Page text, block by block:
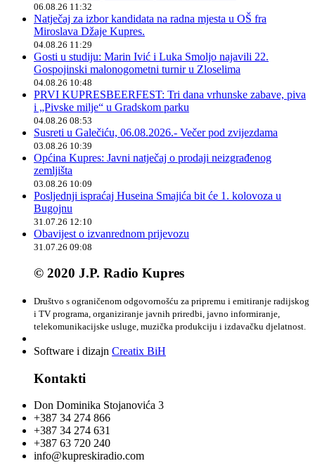
06.08.26 11:32
Natječaj za izbor kandidata na radna mjesta u OŠ fra
Miroslava Džaje Kupres.
04.08.26 11:29
Gosti u studiju: Marin Ivić i Luka Smoljo najavili 22.
Gospojinski malonogometni turnir u Zloselima
04.08.26 10:48
PRVI KUPRESBEERFEST: Tri dana vrhunske zabave, piva
i „Pivske milje“ u Gradskom parku
04.08.26 08:53
Susreti u Galečiću, 06.08.2026.- Večer pod zvijezdama
03.08.26 10:39
Općina Kupres: Javni natječaj o prodaji neizgrađenog
zemljišta
03.08.26 10:09
Posljednji ispraćaj Huseina Smajića bit će 1. kolovoza u
Bugojnu
31.07.26 12:10
Obavijest o izvanrednom prijevozu
31.07.26 09:08
© 2020 J.P. Radio Kupres
Društvo s ograničenom odgovornošću za pripremu i emitiranje radijskog
i TV programa, organiziranje javnih priredbi, javno informiranje,
telekomunikacijske usluge, muzička produkciju i izdavačku djelatnost.
Software i dizajn Creatix BiH
Kontakti
Don Dominika Stojanovića 3
+387 34 274 866
+387 34 274 631
+387 63 720 240
info@kupreskiradio.com